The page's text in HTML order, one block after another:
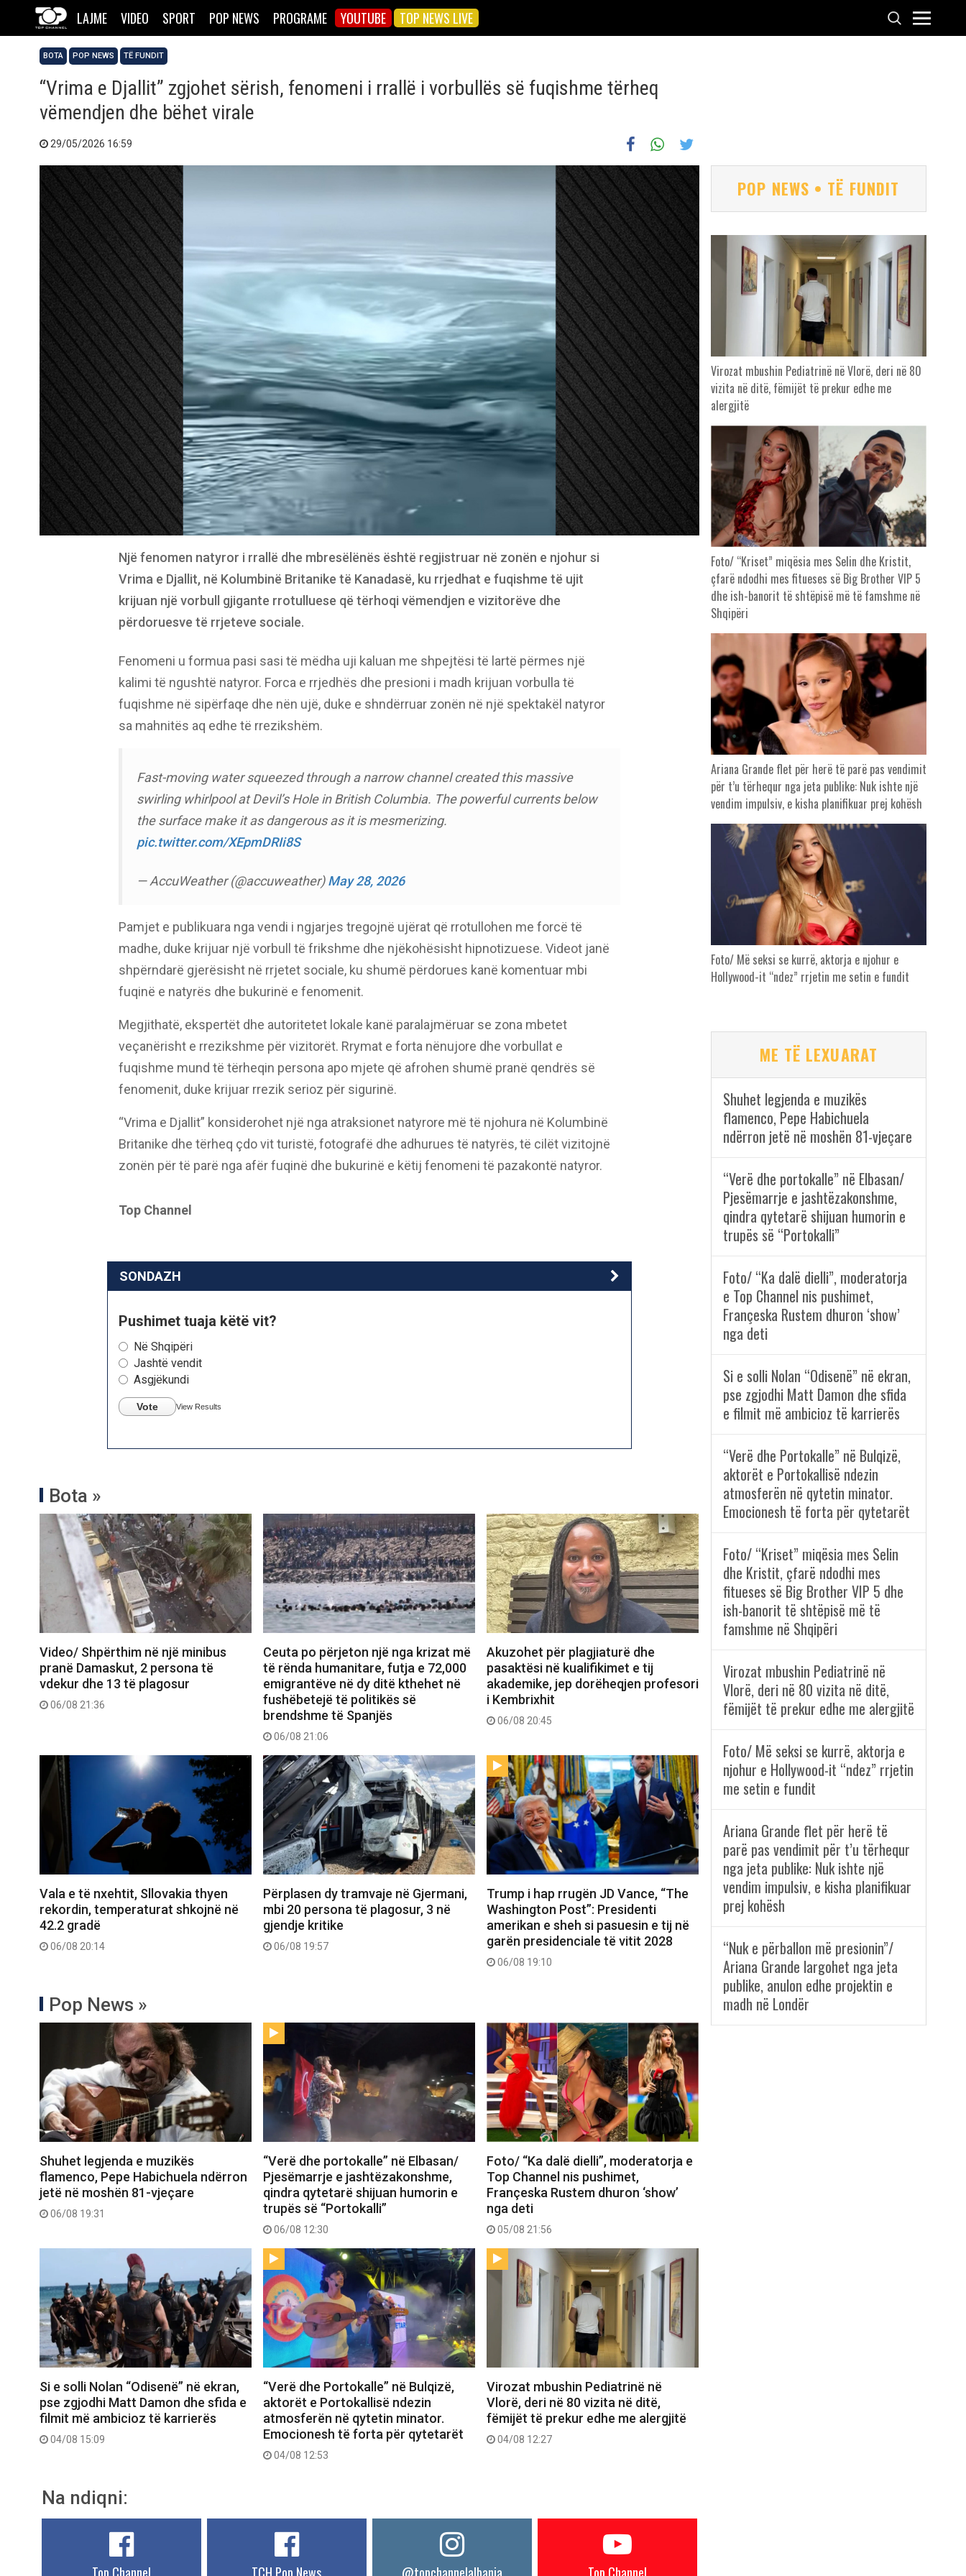
LAJME VIDEO SPORT POP NEWS PROGRAME YOUTUBE TOP NEWS LIVE
BOTA POP NEWS TË FUNDIT
“Vrima e Djallit” zgjohet sërish, fenomeni i rrallë i vorbullës së fuqishme tërheq
vëmendjen dhe bëhet virale
29/05/2026 16:59
Një fenomen natyror i rrallë dhe mbresëlënës është regjistruar në zonën e njohur si
Vrima e Djallit, në Kolumbinë Britanike të Kanadasë, ku rrjedhat e fuqishme të ujit
krijuan një vorbull gjigante rrotulluese që tërhoqi vëmendjen e vizitorëve dhe
përdoruesve të rrjeteve sociale.
Fenomeni u formua pasi sasi të mëdha uji kaluan me shpejtësi të lartë përmes një
kalimi të ngushtë natyror. Forca e rrjedhës dhe presioni i madh krijuan vorbulla të
fuqishme në sipërfaqe dhe nën ujë, duke e shndërruar zonën në një spektakël natyror
sa mahnitës aq edhe të rrezikshëm.
Fast-moving water squeezed through a narrow channel created this massive
swirling whirlpool at Devil’s Hole in British Columbia. The powerful currents below
the surface make it as dangerous as it is mesmerizing.
pic.twitter.com/XEpmDRIi8S
— AccuWeather (@accuweather)May 28, 2026
Pamjet e publikuara nga vendi i ngjarjes tregojnë ujërat që rrotullohen me forcë të
madhe, duke krijuar një vorbull të frikshme dhe njëkohësisht hipnotizuese. Videot janë
shpërndarë gjerësisht në rrjetet sociale, ku shumë përdorues kanë komentuar mbi
fuqinë e natyrës dhe bukurinë e fenomenit.
Megjithatë, ekspertët dhe autoritetet lokale kanë paralajmëruar se zona mbetet
veçanërisht e rrezikshme për vizitorët. Rrymat e forta nënujore dhe vorbullat e
fuqishme mund të tërheqin persona apo mjete që afrohen shumë pranë qendrës së
fenomenit, duke krijuar rrezik serioz për sigurinë.
“Vrima e Djallit” konsiderohet një nga atraksionet natyrore më të njohura në Kolumbinë
Britanike dhe tërheq çdo vit turistë, fotografë dhe adhurues të natyrës, të cilët vizitojnë
zonën për të parë nga afër fuqinë dhe bukurinë e këtij fenomeni të pazakontë natyror.
Top Channel
SONDAZH
Pushimet tuaja këtë vit?
Në Shqipëri
Jashtë vendit
Asgjëkundi
Vote View Results
Bota »
Video/ Shpërthim në një minibus
pranë Damaskut, 2 persona të
vdekur dhe 13 të plagosur
06/08 21:36
Ceuta po përjeton një nga krizat më
të rënda humanitare, futja e 72,000
emigrantëve në dy ditë kthehet në
fushëbetejë të politikës së
brendshme të Spanjës
06/08 21:06
Akuzohet për plagjiaturë dhe
pasaktësi në kualifikimet e tij
akademike, jep dorëheqjen profesori
i Kembrixhit
06/08 20:45
Vala e të nxehtit, Sllovakia thyen
rekordin, temperaturat shkojnë në
42.2 gradë
06/08 20:14
Përplasen dy tramvaje në Gjermani,
mbi 20 persona të plagosur, 3 në
gjendje kritike
06/08 19:57
Trump i hap rrugën JD Vance, “The
Washington Post”: Presidenti
amerikan e sheh si pasuesin e tij në
garën presidenciale të vitit 2028
06/08 19:10
Pop News »
Shuhet legjenda e muzikës
flamenco, Pepe Habichuela ndërron
jetë në moshën 81-vjeçare
06/08 19:31
“Verë dhe portokalle” në Elbasan/
Pjesëmarrje e jashtëzakonshme,
qindra qytetarë shijuan humorin e
trupës së “Portokalli”
06/08 12:30
Foto/ “Ka dalë dielli”, moderatorja e
Top Channel nis pushimet,
Françeska Rustem dhuron ‘show’
nga deti
05/08 21:56
Si e solli Nolan “Odisenë” në ekran,
pse zgjodhi Matt Damon dhe sfida e
filmit më ambicioz të karrierës
04/08 15:09
“Verë dhe Portokalle” në Bulqizë,
aktorët e Portokallisë ndezin
atmosferën në qytetin minator.
Emocionesh të forta për qytetarët
04/08 12:53
Virozat mbushin Pediatrinë në
Vlorë, deri në 80 vizita në ditë,
fëmijët të prekur edhe me alergjitë
04/08 12:27
Na ndiqni:
POP NEWS • TË FUNDIT
Virozat mbushin Pediatrinë në Vlorë, deri në 80
vizita në ditë, fëmijët të prekur edhe me
alergjitë
Foto/ “Kriset” miqësia mes Selin dhe Kristit,
çfarë ndodhi mes fitueses së Big Brother VIP 5
dhe ish-banorit të shtëpisë më të famshme në
Shqipëri
Ariana Grande flet për herë të parë pas vendimit
për t’u tërhequr nga jeta publike: Nuk ishte një
vendim impulsiv, e kisha planifikuar prej kohësh
Foto/ Më seksi se kurrë, aktorja e njohur e
Hollywood-it “ndez” rrjetin me setin e fundit
ME TË LEXUARAT
Shuhet legjenda e muzikës
flamenco, Pepe Habichuela
ndërron jetë në moshën 81-vjeçare
“Verë dhe portokalle” në Elbasan/
Pjesëmarrje e jashtëzakonshme,
qindra qytetarë shijuan humorin e
trupës së “Portokalli”
Foto/ “Ka dalë dielli”, moderatorja
e Top Channel nis pushimet,
Françeska Rustem dhuron ‘show’
nga deti
Si e solli Nolan “Odisenë” në ekran,
pse zgjodhi Matt Damon dhe sfida
e filmit më ambicioz të karrierës
“Verë dhe Portokalle” në Bulqizë,
aktorët e Portokallisë ndezin
atmosferën në qytetin minator.
Emocionesh të forta për qytetarët
Foto/ “Kriset” miqësia mes Selin
dhe Kristit, çfarë ndodhi mes
fitueses së Big Brother VIP 5 dhe
ish-banorit të shtëpisë më të
famshme në Shqipëri
Virozat mbushin Pediatrinë në
Vlorë, deri në 80 vizita në ditë,
fëmijët të prekur edhe me alergjitë
Foto/ Më seksi se kurrë, aktorja e
njohur e Hollywood-it “ndez” rrjetin
me setin e fundit
Ariana Grande flet për herë të
parë pas vendimit për t’u tërhequr
nga jeta publike: Nuk ishte një
vendim impulsiv, e kisha planifikuar
prej kohësh
“Nuk e përballon më presionin”/
Ariana Grande largohet nga jeta
publike, anulon edhe projektin e
madh në Londër